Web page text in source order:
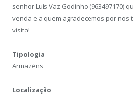
senhor Luís Vaz Godinho (963497170)
venda e a quem agradecemos por nos
visita!
Tipologia
Armazéns
Localização